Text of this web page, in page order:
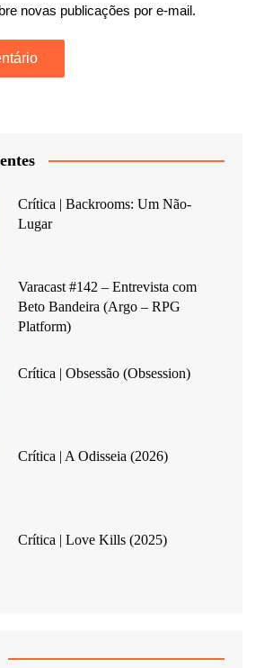
novas publicações por e-mail.
Crítica | Backrooms: Um Não-
Lugar
Varacast #142 – Entrevista com
Beto Bandeira (Argo – RPG
Platform)
Crítica | Obsessão (Obsession)
Crítica | A Odisseia (2026)
Crítica | Love Kills (2025)